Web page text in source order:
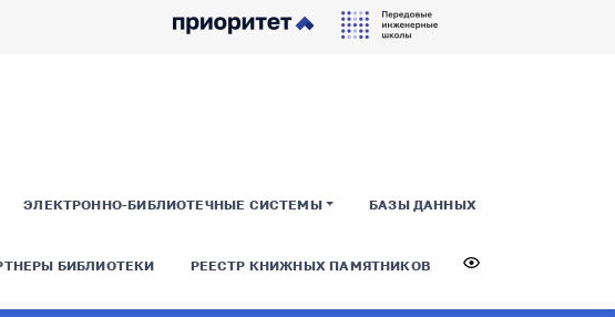
ЭЛЕКТРОННО-БИБЛИОТЕЧНЫЕ СИСТЕМЫ БАЗЫ ДАННЫХ
БИБЛИОТЕКИ РЕЕСТР КНИЖНЫХ ПАМЯТНИКОВ